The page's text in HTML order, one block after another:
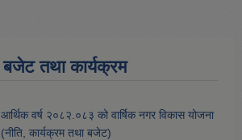
बजेट तथा कार्यक्रम
आर्थिक वर्ष २०८२.०८३ को वार्षिक नगर विकास योजना
(नीति, कार्यक्रम तथा बजेट)